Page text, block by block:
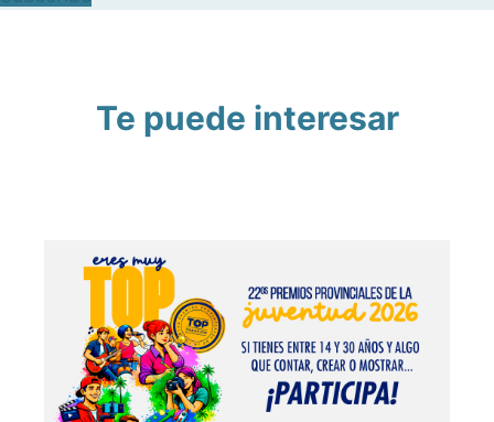
Te puede interesar